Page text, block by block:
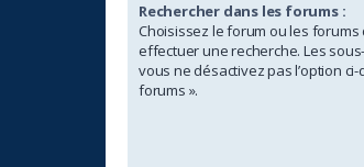
Rechercher dans les forums :
Choisissez le forum ou les
effectuer une recherche. Les
vous ne désactivez pas l’option
forums ».